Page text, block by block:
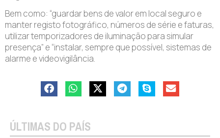
Bem como: “guardar bens de valor em local seguro e
manter registo fotográfico, números de série e faturas,
utilizar temporizadores de iluminação para simular
presença” e “instalar, sempre que possível, sistemas de
alarme e videovigilância.
ÚLTIMAS DO PAÍS